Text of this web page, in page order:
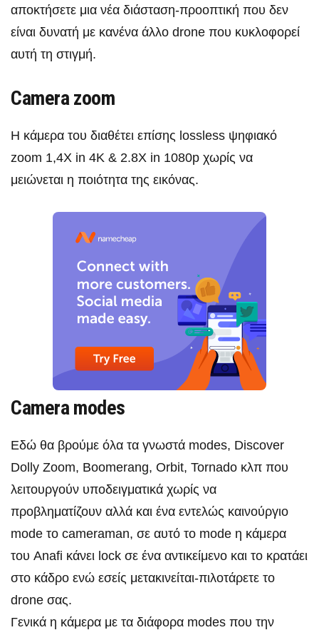
αποκτήσετε μια νέα διάσταση-προοπτική που δεν
είναι δυνατή με κανένα άλλο drone που κυκλοφορεί
αυτή τη στιγμή.
Camera zoom
Η κάμερα του διαθέτει επίσης lossless ψηφιακό
zoom 1,4X in 4K & 2.8X in 1080p χωρίς να
μειώνεται η ποιότητα της εικόνας.
Camera modes
Εδώ θα βρούμε όλα τα γνωστά modes, Discover
Dolly Zoom, Boomerang, Orbit, Tornado κλπ που
λειτουργούν υποδειγματικά χωρίς να
προβληματίζουν αλλά και ένα εντελώς καινούργιο
mode το cameraman, σε αυτό το mode η κάμερα
του Anafi κάνει lock σε ένα αντικείμενο και το κρατάει
στο κάδρο ενώ εσείς μετακινείται-πιλοτάρετε το
drone σας.
Γενικά η κάμερα με τα διάφορα modes που την